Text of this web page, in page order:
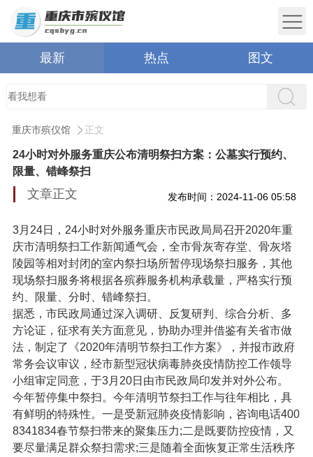
最新 热点 图文
重庆市殡仪馆 正文
24小时对外服务重庆公布清明祭扫方案：公墓实行预约、
限量、错峰祭扫
文章正文 发布时间：2024-11-06 05:58
3月24日，24小时对外服务重庆市民政局局召开2020年重
庆市清明祭扫工作新闻通气会，全市骨灰寄存堂、骨灰塔
陵园等相对封闭的室内祭扫场所暂停现场祭扫服务，其他
现场祭扫服务将根据各殡葬服务机构承载量，严格实行预
约、限量、分时、错峰祭扫。
据悉，市民政局通过深入调研、反复研判、综合分析、多
方论证，征求有关方面意见，协助办理并借鉴有关省市做
法，制定了《2020年清明节祭扫工作方案》，并报市政府
常务会议审议，经市新型冠状病毒肺炎疫情防控工作领导
小组审定同意，于3月20日由市民政局印发并对外公布。
今年暂停集中祭扫。今年清明节祭扫工作与往年相比，具
有鲜明的特殊性。一是受新冠肺炎疫情影响，咨询电话400
8341834春节祭扫带来的聚集压力;二是既要防控疫情，又
要尽量满足群众祭扫需求;三是随着全面恢复正常生活秩序